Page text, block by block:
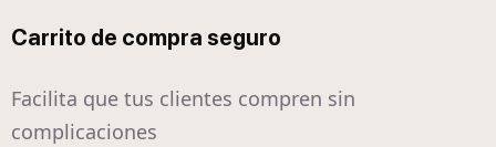
Carrito de compra seguro
Facilita que tus clientes compren sin
complicaciones